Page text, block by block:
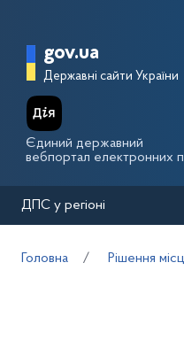
Головна
gov.ua
Державні сайти України
Єдиний державний
вебпортал електронних
ДПС у регіоні
Головна Рішення